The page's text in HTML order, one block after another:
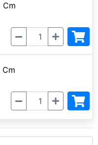
Cm
Quantidade
Cm
Quantidade